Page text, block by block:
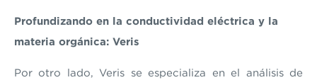
Profundizando en la conductividad eléctrica y la
materia orgánica: Veris
Por otro lado, Veris se especializa en el análisis de